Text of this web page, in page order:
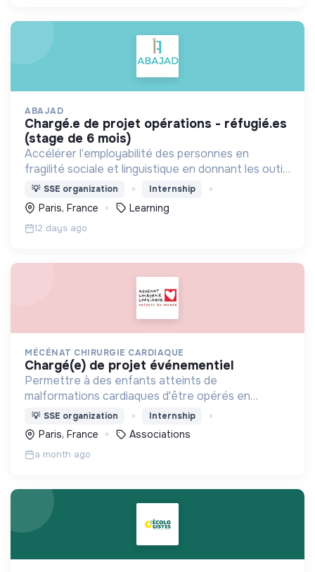
ABAJAD
chargé.e de projet opérations - réfugié.es
(stage de 6 mois)
Accélérer l’employabilité des personnes en
fragilité sociale et linguistique en donnant les outils
de formation et en offrant un accompagnement,
pour permettre leur autonomie.
💡 SSE organization Internship
Paris, France Learning
12 days ago
MÉCÉNAT CHIRURGIE CARDIAQUE
chargé(e) de projet événementiel
Permettre à des enfants atteints de
malformations cardiaques d'être opérés en
France, en Suisse ou en Belgique lorsque cela est
impossible dans leur pays faute de moyens
techniques ou financiers.
💡 SSE organization Internship
Paris, France Associations
a month ago